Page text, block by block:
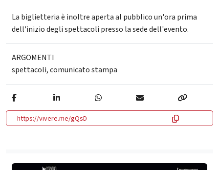
La biglietteria è inoltre aperta al pubblico un'ora prima
dell'inizio degli spettacoli presso la sede dell'evento.
ARGOMENTI
spettacoli,comunicato stampa
https://vivere.me/gQsD